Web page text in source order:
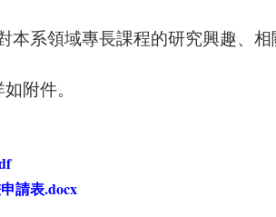
本系領域專長課程的研究興趣、
附件。
請表.docx